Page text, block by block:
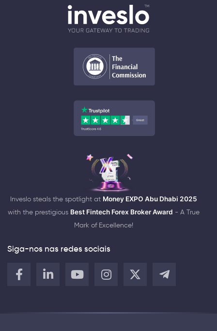
Inveslo steals the spotlight at Money EXPO Abu Dhabi 2025
with the prestigious Best Fintech Forex Broker Award - A True
Mark of Excellence!
Siga-nos nas redes sociais